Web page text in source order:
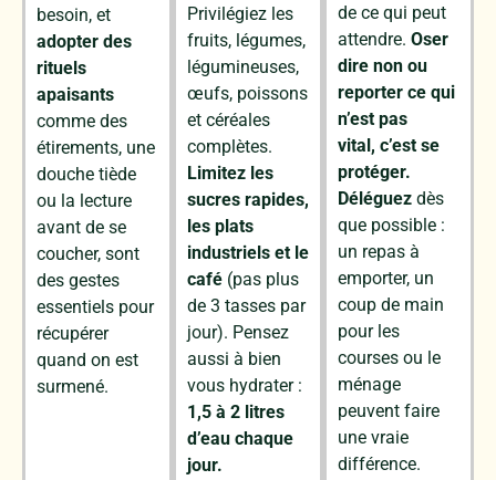
besoin, et
adopter des
rituels
apaisants
comme des
étirements, une
douche tiède
ou la lecture
avant de se
coucher, sont
des gestes
essentiels pour
récupérer
quand on est
surmené.
Privilégiez les
fruits, légumes,
légumineuses,
œufs, poissons
et céréales
complètes.
Limitez les
sucres rapides,
les plats
industriels et le
café (pas plus
de 3 tasses par
jour). Pensez
aussi à bien
vous hydrater :
1,5 à 2 litres
d’eau chaque
jour.
de ce qui peut
attendre. Oser
dire non ou
reporter ce qui
n’est pas
vital, c’est se
protéger.
Déléguez dès
que possible :
un repas à
emporter, un
coup de main
pour les
courses ou le
ménage
peuvent faire
une vraie
différence.